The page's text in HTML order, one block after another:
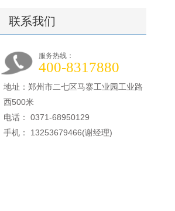
联系我们
服务热线：
400-8317880
地址：郑州市二七区马寨工业园工业路
西500米
电话： 0371-68950129
手机： 13253679466(谢经理)